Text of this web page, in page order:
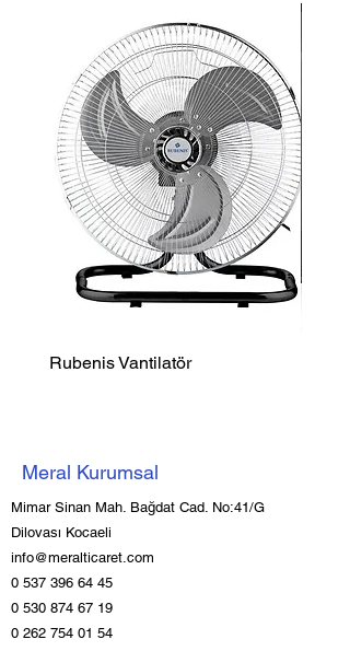
Rubenis Vantilatör
Meral Kurumsal
Mimar Sinan Mah. Bağdat Cad. No:41/G
Dilovası Kocaeli
info@meralticaret.com
0 537 396 64 45
0 530 874 67 19
0 262 754 01 54